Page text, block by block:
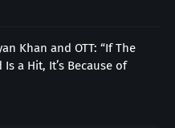
Khan and OTT: “If The
a Hit, It’s Because of